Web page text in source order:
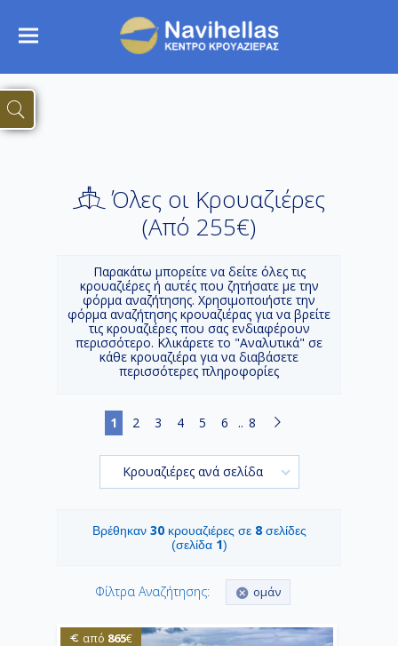
Όλες οι Κρουαζιέρες
(Aπό 255€)
Παρακάτω μπορείτε να δείτε όλες τις
κρουαζιέρες ή αυτές που ζητήσατε με την
φόρμα αναζήτησης. Χρησιμοποιήστε την
φόρμα αναζήτησης κρουαζιέρας για να βρείτε
τις κρουαζιέρες που σας ενδιαφέρουν
περισσότερο. Κλικάρετε το "Αναλυτικά" σε
κάθε κρουαζιέρα για να διαβάσετε
περισσότερες πληροφορίες
1 2 3 4 5 6 .. 8
Κρουαζιέρες ανά σελίδα
Βρέθηκαν 30κρουαζιέρες σε 8σελίδες
(σελίδα 1)
Φίλτρα Αναζήτησης: ομάν
από 865€